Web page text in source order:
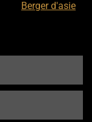
Berger d'asie